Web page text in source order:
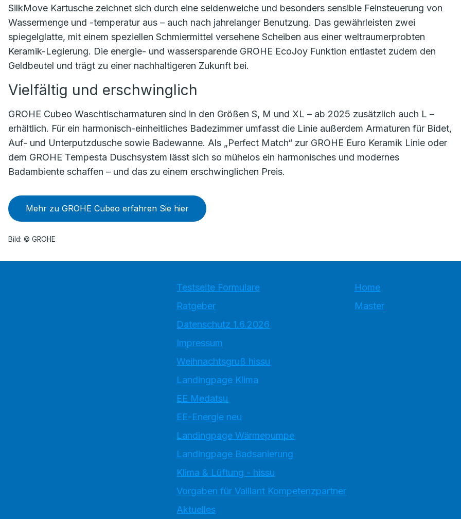
SilkMove Kartusche zeichnet sich durch eine seidenweiche und besonders sensible Feinsteuerung von
Wassermenge und -temperatur aus – auch nach jahrelanger Benutzung. Das gewährleisten zwei
spiegelglatte, mit einem speziellen Schmiermittel versehene Scheiben aus einer weltraumerprobten
Keramik-Legierung. Die energie- und wassersparende GROHE EcoJoy Funktion entlastet zudem den
Geldbeutel und trägt zu einer nachhaltigeren Zukunft bei.
Vielfältig und erschwinglich
GROHE Cubeo Waschtischarmaturen sind in den Größen S, M und XL – ab 2025 zusätzlich auch L –
erhältlich. Für ein harmonisch-einheitliches Badezimmer umfasst die Linie außerdem Armaturen für Bidet,
Auf- und Unterputzdusche sowie Badewanne. Als „Perfect Match“ zur GROHE Euro Keramik Linie oder
dem GROHE Tempesta Duschsystem lässt sich so mühelos ein harmonisches und modernes
Badambiente schaffen – und das zu einem erschwinglichen Preis.
Mehr zu GROHE Cubeo erfahren Sie hier
Bild: © GROHE
Testseite Formulare
Ratgeber
Datenschutz 1.6.2026
Impressum
Weihnachtsgruß hissu
Landingpage Klima
EE Medatsu
EE-Energie neu
Landingpage Wärmepumpe
Landingpage Badsanierung
Klima & Lüftung - hissu
Vorgaben für Vaillant Kompetenzpartner
Aktuelles
Home
Master